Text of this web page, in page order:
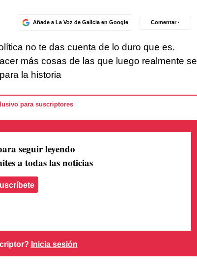
Añade a La Voz de Galicia en Google Comentar ·
no te das cuenta de lo duro que es.
más cosas de las que luego realmente se
la historia
para suscriptores
seguir leyendo
a todas las noticias
Inicia sesión